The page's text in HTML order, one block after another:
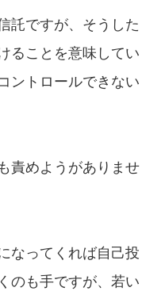
託ですが、そうした
ることを意味してい
ントロールできない
責めようがありませ
なってくれば自己投
のも手ですが、若い